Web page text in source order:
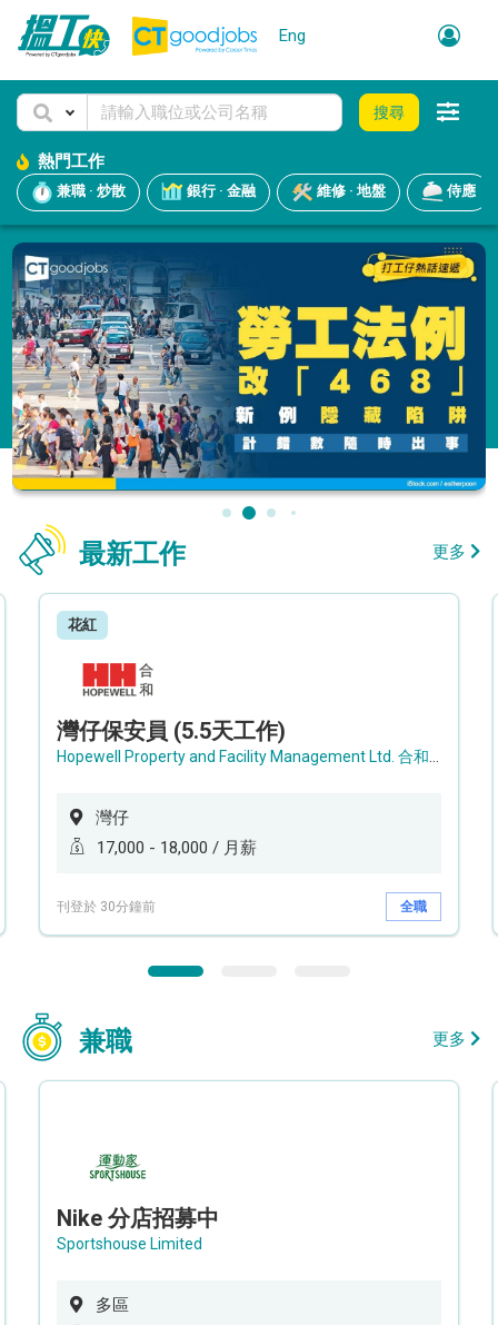
Eng
搜尋
熱門工作
兼職 · 炒散 銀行 · 金融 維修 · 地盤 侍應
最新工作 更多
花紅
灣仔保安員 (5.5天工作)
灣仔
17,000 - 18,000 / 月薪
刊登於 30分鐘前 全職
兼職 更多
Nike 分店招募中
Sportshouse Limited
多區